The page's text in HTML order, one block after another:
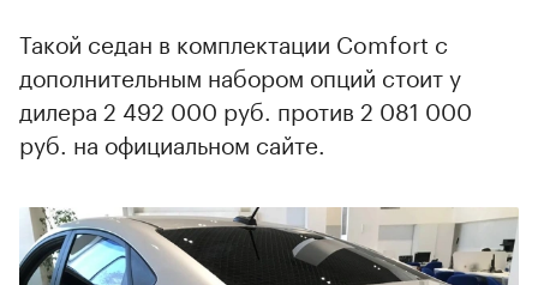
Такой седан в комплектации Comfort с
дополнительным набором опций стоит у
дилера 2 492 000 руб. против 2 081 000
руб. на официальном сайте.